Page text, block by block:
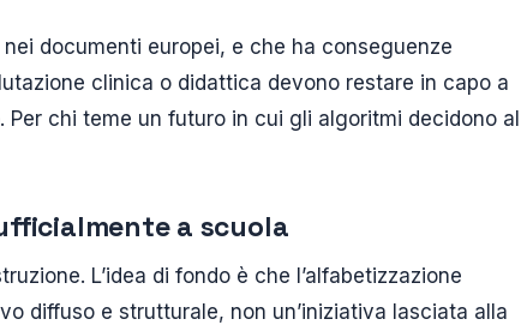
documenti europei, e che ha conseguenze
clinica o didattica devono restare in capo a
Per chi teme un futuro in cui gli algoritmi decidono al
a scuola
L’idea di fondo è che l’alfabetizzazione
diffuso e strutturale, non un’iniziativa lasciata alla